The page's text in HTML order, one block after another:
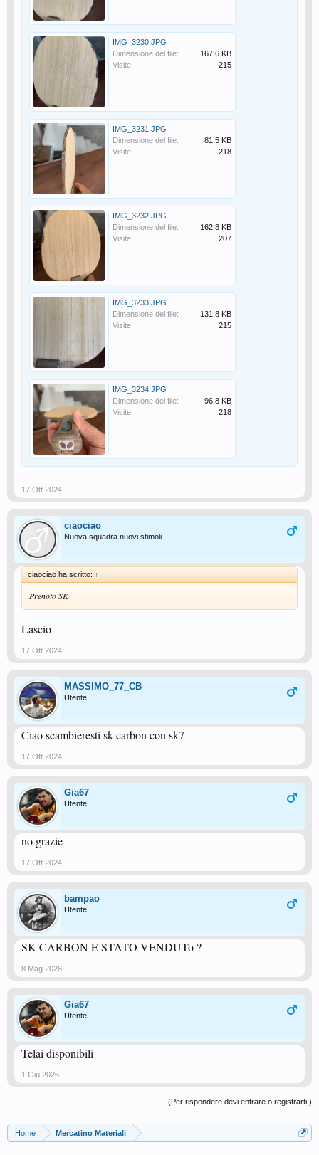
IMG_3230.JPG
Dimensione del file:
167,6 KB
Visite:
215
IMG_3231.JPG
Dimensione del file:
81,5 KB
Visite:
218
IMG_3232.JPG
Dimensione del file:
162,8 KB
Visite:
207
IMG_3233.JPG
Dimensione del file:
131,8 KB
Visite:
215
IMG_3234.JPG
Dimensione del file:
96,8 KB
Visite:
218
17 Ott 2024
ciaociao
Nuova squadra nuovi stimoli
ciaociao ha scritto: ↑
Prenoto SK
Lascio
17 Ott 2024
MASSIMO_77_CB
Utente
Ciao scambieresti sk carbon con sk7
17 Ott 2024
Gia67
Utente
no grazie
17 Ott 2024
bampao
Utente
SK CARBON E STATO VENDUTo ?
8 Mag 2026
Gia67
Utente
Telai disponibili
1 Giu 2026
(Per rispondere devi entrare o registrarti.)
Home Mercatino Materiali